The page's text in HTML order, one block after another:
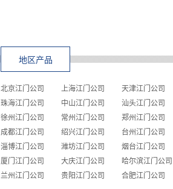
地区产品
北京江门公司 上海江门公司 天津江门公司
珠海江门公司
中山江门公司 汕头江门公司
徐州江门公司
常州江门公司 郑州江门公司
成都江门公司
绍兴江门公司 台州江门公司
淄博江门公司
潍坊江门公司 烟台江门公司
厦门江门公司
大庆江门公司 哈尔滨江门公司
兰州江门公司
贵阳江门公司 合肥江门公司